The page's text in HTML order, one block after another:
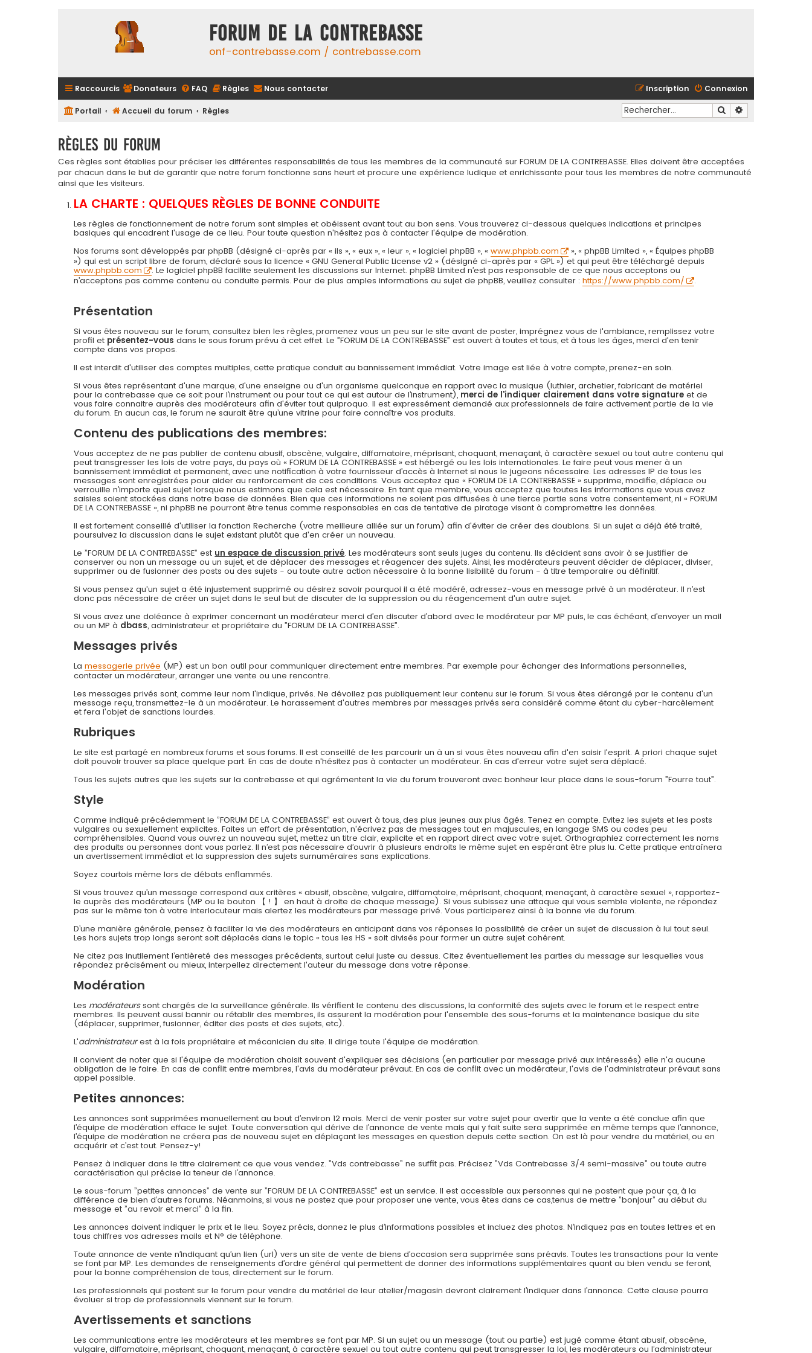
FORUM DE LA CONTREBASSE
onf-contrebasse.com / contrebasse.com
Raccourcis Donateurs FAQ Règles Nous contacter Connexion
Inscription
Portail Accueil du forum Règles Rechercher
Règles du forum
Ces règles sont établies pour préciser les différentes responsabilités de tous les membres de la communauté sur FORUM DE LA CONTREBASSE. Elles doivent être acceptées
par chacun dans le but de garantir que notre forum fonctionne sans heurt et procure une expérience ludique et enrichissante pour tous les membres de notre communauté
ainsi que les visiteurs.
LA CHARTE : QUELQUES RÈGLES DE BONNE CONDUITE
Les règles de fonctionnement de notre forum sont simples et obéissent avant tout au bon sens. Vous trouverez ci-dessous quelques indications et principes
basiques qui encadrent l'usage de ce lieu. Pour toute question n'hésitez pas à contacter l'équipe de modération.
Nos forums sont développés par phpBB (désigné ci-après par « ils », « eux », « leur », « logiciel phpBB », «www.phpbb.com
», « phpBB Limited », « Équipes phpBB
») qui est un script libre de forum, déclaré sous la licence « GNU General Public License v2 » (désigné ci-après par « GPL ») et qui peut être téléchargé depuis
www.phpbb.com
. Le logiciel phpBB facilite seulement les discussions sur Internet. phpBB Limited n’est pas responsable de ce que nous acceptons ou
n’acceptons pas comme contenu ou conduite permis. Pour de plus amples informations au sujet de phpBB, veuillez consulter :https://www.phpbb.com/ .
Présentation
Si vous êtes nouveau sur le forum, consultez bien les règles, promenez vous un peu sur le site avant de poster, imprégnez vous de l'ambiance, remplissez votre
profil et présentez-vous dans le sous forum prévu à cet effet. Le ”FORUM DE LA CONTREBASSE” est ouvert à toutes et tous, et à tous les âges, merci d'en tenir
compte dans vos propos.
Il est interdit d'utiliser des comptes multiples, cette pratique conduit au bannissement immédiat. Votre image est liée à votre compte, prenez-en soin.
Si vous êtes représentant d'une marque, d'une enseigne ou d'un organisme quelconque en rapport avec la musique (luthier, archetier, fabricant de matériel
pour la contrebasse que ce soit pour l’instrument ou pour tout ce qui est autour de l’instrument), merci de l'indiquer clairement dans votre signature et de
vous faire connaitre auprès des modérateurs afin d'éviter tout quiproquo. Il est expressément demandé aux professionnels de faire activement partie de la vie
du forum. En aucun cas, le forum ne saurait être qu’une vitrine pour faire connaître vos produits.
Contenu des publications des membres:
Vous acceptez de ne pas publier de contenu abusif, obscène, vulgaire, diffamatoire, méprisant, choquant, menaçant, à caractère sexuel ou tout autre contenu qui
peut transgresser les lois de votre pays, du pays où « FORUM DE LA CONTREBASSE » est hébergé ou les lois internationales. Le faire peut vous mener à un
bannissement immédiat et permanent, avec une notification à votre fournisseur d’accès à Internet si nous le jugeons nécessaire. Les adresses IP de tous les
messages sont enregistrées pour aider au renforcement de ces conditions. Vous acceptez que « FORUM DE LA CONTREBASSE » supprime, modifie, déplace ou
verrouille n’importe quel sujet lorsque nous estimons que cela est nécessaire. En tant que membre, vous acceptez que toutes les informations que vous avez
saisies soient stockées dans notre base de données. Bien que ces informations ne soient pas diffusées à une tierce partie sans votre consentement, ni « FORUM
DE LA CONTREBASSE », ni phpBB ne pourront être tenus comme responsables en cas de tentative de piratage visant à compromettre les données.
Il est fortement conseillé d'utiliser la fonction Recherche (votre meilleure alliée sur un forum) afin d'éviter de créer des doublons. Si un sujet a déjà été traité,
poursuivez la discussion dans le sujet existant plutôt que d'en créer un nouveau.
Le ”FORUM DE LA CONTREBASSE” est un espace de discussion privé. Les modérateurs sont seuls juges du contenu. Ils décident sans avoir à se justifier de
conserver ou non un message ou un sujet, et de déplacer des messages et réagencer des sujets. Ainsi, les modérateurs peuvent décider de déplacer, diviser,
supprimer ou de fusionner des posts ou des sujets - ou toute autre action nécessaire à la bonne lisibilité du forum - à titre temporaire ou définitif.
Si vous pensez qu'un sujet a été injustement supprimé ou désirez savoir pourquoi il a été modéré, adressez-vous en message privé à un modérateur. Il n’est
donc pas nécessaire de créer un sujet dans le seul but de discuter de la suppression ou du réagencement d'un autre sujet.
Si vous avez une doléance à exprimer concernant un modérateur merci d’en discuter d’abord avec le modérateur par MP puis, le cas échéant, d’envoyer un mail
ou un MP à dbass, administrateur et propriétaire du ”FORUM DE LA CONTREBASSE”.
Messages privés
Lamessagerie privée (MP) est un bon outil pour communiquer directement entre membres. Par exemple pour échanger des informations personnelles,
contacter un modérateur, arranger une vente ou une rencontre.
Les messages privés sont, comme leur nom l'indique, privés. Ne dévoilez pas publiquement leur contenu sur le forum. Si vous êtes dérangé par le contenu d'un
message reçu, transmettez-le à un modérateur. Le harassement d'autres membres par messages privés sera considéré comme étant du cyber-harcèlement
et fera l'objet de sanctions lourdes.
Rubriques
Le site est partagé en nombreux forums et sous forums. Il est conseillé de les parcourir un à un si vous êtes nouveau afin d'en saisir l'esprit. A priori chaque sujet
doit pouvoir trouver sa place quelque part. En cas de doute n'hésitez pas à contacter un modérateur. En cas d'erreur votre sujet sera déplacé.
Tous les sujets autres que les sujets sur la contrebasse et qui agrémentent la vie du forum trouveront avec bonheur leur place dans le sous-forum ”Fourre tout”.
Style
Comme indiqué précédemment le ”FORUM DE LA CONTREBASSE” est ouvert à tous, des plus jeunes aux plus âgés. Tenez en compte. Evitez les sujets et les posts
vulgaires ou sexuellement explicites. Faites un effort de présentation, n'écrivez pas de messages tout en majuscules, en langage SMS ou codes peu
compréhensibles. Quand vous ouvrez un nouveau sujet, mettez un titre clair, explicite et en rapport direct avec votre sujet. Orthographiez correctement les noms
des produits ou personnes dont vous parlez. Il n’est pas nécessaire d’ouvrir à plusieurs endroits le même sujet en espérant être plus lu. Cette pratique entraînera
un avertissement immédiat et la suppression des sujets surnuméraires sans explications.
Soyez courtois même lors de débats enflammés.
Si vous trouvez qu’un message correspond aux critères « abusif, obscène, vulgaire, diffamatoire, méprisant, choquant, menaçant, à caractère sexuel », rapportez-
le auprès des modérateurs (MP ou le bouton 【 ! 】 en haut à droite de chaque message). Si vous subissez une attaque qui vous semble violente, ne répondez
pas sur le même ton à votre interlocuteur mais alertez les modérateurs par message privé. Vous participerez ainsi à la bonne vie du forum.
D’une manière générale, pensez à faciliter la vie des modérateurs en anticipant dans vos réponses la possibilité de créer un sujet de discussion à lui tout seul.
Les hors sujets trop longs seront soit déplacés dans le topic « tous les HS » soit divisés pour former un autre sujet cohérent.
Ne citez pas inutilement l’entièreté des messages précédents, surtout celui juste au dessus. Citez éventuellement les parties du message sur lesquelles vous
répondez précisément ou mieux, interpellez directement l'auteur du message dans votre réponse.
Modération
Les modérateurssont chargés de la surveillance générale. Ils vérifient le contenu des discussions, la conformité des sujets avec le forum et le respect entre
membres. Ils peuvent aussi bannir ou rétablir des membres, ils assurent la modération pour l'ensemble des sous-forums et la maintenance basique du site
(déplacer, supprimer, fusionner, éditer des posts et des sujets, etc).
L'administrateurest à la fois propriétaire et mécanicien du site. Il dirige toute l'équipe de modération.
Il convient de noter que si l'équipe de modération choisit souvent d'expliquer ses décisions (en particulier par message privé aux intéressés) elle n'a aucune
obligation de le faire. En cas de conflit entre membres, l'avis du modérateur prévaut. En cas de conflit avec un modérateur, l'avis de l'administrateur prévaut sans
appel possible.
Petites annonces:
Les annonces sont supprimées manuellement au bout d’environ 12 mois. Merci de venir poster sur votre sujet pour avertir que la vente a été conclue afin que
l’équipe de modération efface le sujet. Toute conversation qui dérive de l’annonce de vente mais qui y fait suite sera supprimée en même temps que l’annonce,
l’équipe de modération ne créera pas de nouveau sujet en déplaçant les messages en question depuis cette section. On est là pour vendre du matériel, ou en
acquérir et c’est tout. Pensez-y!
Pensez à indiquer dans le titre clairement ce que vous vendez. ”Vds contrebasse” ne suffit pas. Précisez ”Vds Contrebasse 3/4 semi-massive” ou toute autre
caractérisation qui précise la teneur de l’annonce.
Le sous-forum ”petites annonces” de vente sur ”FORUM DE LA CONTREBASSE” est un service. Il est accessible aux personnes qui ne postent que pour ça, à la
différence de bien d’autres forums. Néanmoins, si vous ne postez que pour proposer une vente, vous êtes dans ce cas,tenus de mettre ”bonjour” au début du
message et ”au revoir et merci” à la fin.
Les annonces doivent indiquer le prix et le lieu. Soyez précis, donnez le plus d’informations possibles et incluez des photos. N’indiquez pas en toutes lettres et en
tous chiffres vos adresses mails et N° de téléphone.
Toute annonce de vente n’indiquant qu’un lien (url) vers un site de vente de biens d’occasion sera supprimée sans préavis. Toutes les transactions pour la vente
se font par MP. Les demandes de renseignements d’ordre général qui permettent de donner des informations supplémentaires quant au bien vendu se feront,
pour la bonne compréhension de tous, directement sur le forum.
Les professionnels qui postent sur le forum pour vendre du matériel de leur atelier/magasin devront clairement l’indiquer dans l’annonce. Cette clause pourra
évoluer si trop de professionnels viennent sur le forum.
Avertissements et sanctions
Les communications entre les modérateurs et les membres se font par MP. Si un sujet ou un message (tout ou partie) est jugé comme étant abusif, obscène,
vulgaire, diffamatoire, méprisant, choquant, menaçant, à caractère sexuel ou tout autre contenu qui peut transgresser la loi, les modérateurs ou l’administrateur